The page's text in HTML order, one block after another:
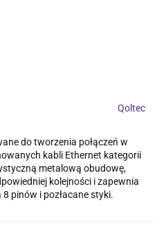
Qoltec
do tworzenia połączeń w
kabli Ethernet kategorii
metalową obudowę,
kolejności i zapewnia
pinów i pozłacane styki.